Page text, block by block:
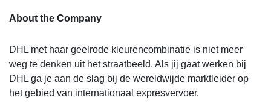
About the Company
DHL met haar geelrode kleurencombinatie is niet meer
weg te denken uit het straatbeeld. Als jij gaat werken bij
DHL ga je aan de slag bij de wereldwijde marktleider op
het gebied van internationaal expresvervoer.